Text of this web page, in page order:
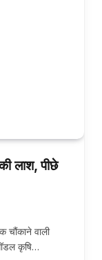
लाश, पीछे
वाली
कृषि…